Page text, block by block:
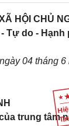
HỘI CHỦ
Tự do - Hạnh
04 tháng 6
trung tâm